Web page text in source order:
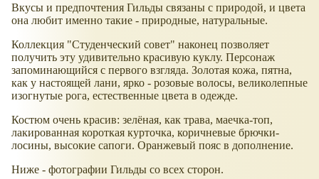
Вкусы и предпочтения Гильды связаны с природой, и цвета
она любит именно такие - природные, натуральные.
Коллекция "Студенческий совет" наконец позволяет
получить эту удивительно красивую куклу. Персонаж
запоминающийся с первого взгляда. Золотая кожа, пятна,
как у настоящей лани, ярко - розовые волосы, великолепные
изогнутые рога, естественные цвета в одежде.
Костюм очень красив: зелёная, как трава, маечка-топ,
лакированная короткая курточка, коричневые брючки-
лосины, высокие сапоги. Оранжевый пояс в дополнение.
Ниже - фотографии Гильды со всех сторон.